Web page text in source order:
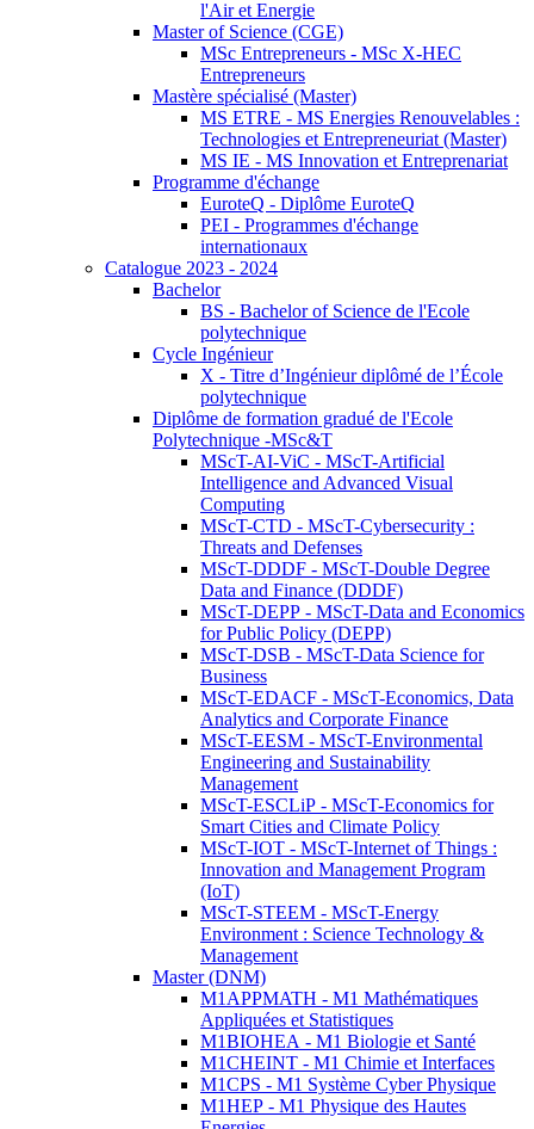
l'Air et Energie
Master of Science (CGE)
MSc Entrepreneurs - MSc X-HEC
Entrepreneurs
Mastère spécialisé (Master)
MS ETRE - MS Energies Renouvelables :
Technologies et Entrepreneuriat (Master)
MS IE - MS Innovation et Entreprenariat
Programme d'échange
EuroteQ - Diplôme EuroteQ
PEI - Programmes d'échange
internationaux
Catalogue 2023 - 2024
Bachelor
BS - Bachelor of Science de l'Ecole
polytechnique
Cycle Ingénieur
X - Titre d’Ingénieur diplômé de l’École
polytechnique
Diplôme de formation gradué de l'Ecole
Polytechnique -MSc&T
MScT-AI-ViC - MScT-Artificial
Intelligence and Advanced Visual
Computing
MScT-CTD - MScT-Cybersecurity :
Threats and Defenses
MScT-DDDF - MScT-Double Degree
Data and Finance (DDDF)
MScT-DEPP - MScT-Data and Economics
for Public Policy (DEPP)
MScT-DSB - MScT-Data Science for
Business
MScT-EDACF - MScT-Economics, Data
Analytics and Corporate Finance
MScT-EESM - MScT-Environmental
Engineering and Sustainability
Management
MScT-ESCLiP - MScT-Economics for
Smart Cities and Climate Policy
MScT-IOT - MScT-Internet of Things :
Innovation and Management Program
(IoT)
MScT-STEEM - MScT-Energy
Environment : Science Technology &
Management
Master (DNM)
M1APPMATH - M1 Mathématiques
Appliquées et Statistiques
M1BIOHEA - M1 Biologie et Santé
M1CHEINT - M1 Chimie et Interfaces
M1CPS - M1 Système Cyber Physique
M1HEP - M1 Physique des Hautes